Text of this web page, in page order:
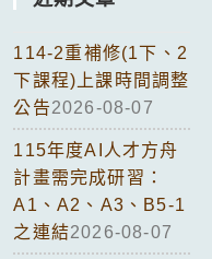
114-2重補修(1下、2
下課程)上課時間調整
公告2026-08-07
115年度AI人才方舟
計畫需完成研習：
A1、A2、A3、B5-1
之連結2026-08-07